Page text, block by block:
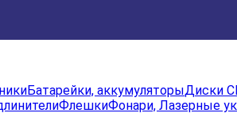
Батарейки, аккумуляторыДиски
ФлешкиФонари, Лазерные